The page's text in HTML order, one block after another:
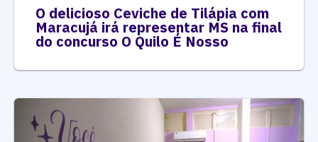
O delicioso Ceviche de Tilápia com
Maracujá irá representar MS na final
do concurso O Quilo É Nosso